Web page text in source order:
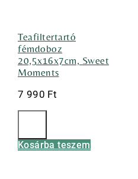
Teafiltertartó
fémdoboz
20,5x16x7cm, Sweet
Moments
7 990 Ft
Kosárba teszem